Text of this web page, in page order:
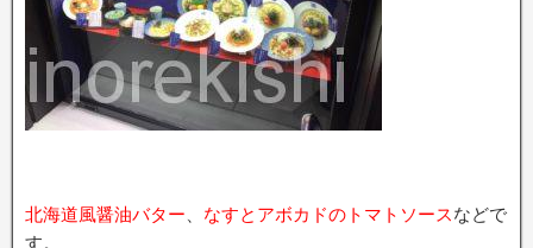
北海道風醤油バター なすとアボカドのトマトソースなどで
す。